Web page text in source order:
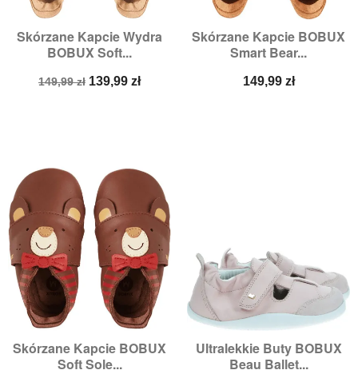
Skórzane Kapcie Wydra
BOBUX Soft...
Cena
149,99 zł Cena
139,99 zł
Skórzane Kapcie BOBUX
Smart Bear...
Cena
149,99 zł
Skórzane Kapcie BOBUX
Soft Sole...
Ultralekkie Buty BOBUX
Beau Ballet...